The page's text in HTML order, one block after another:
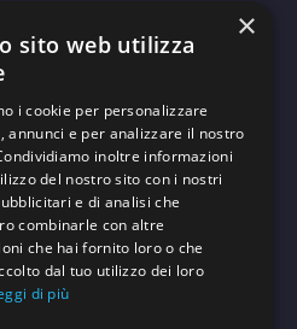
×
sito web utilizza
i cookie per personalizzare
annunci e per analizzare il nostro
inoltre informazioni
del nostro sito con i nostri
e di analisi che
combinarle con altre
che hai fornito loro o che
dal tuo utilizzo dei loro
di più